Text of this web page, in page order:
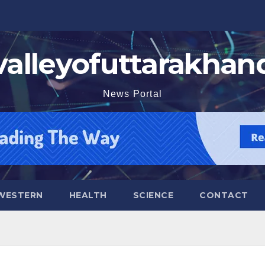
News Portal
HEALTH SCIENCE CONTACT